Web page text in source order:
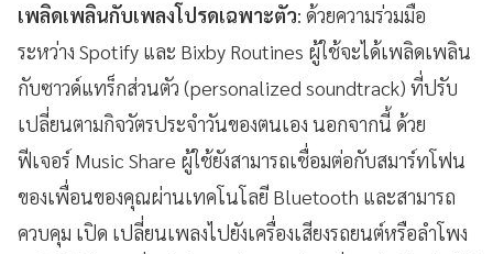
เพลิดเพลินกับเพลงโปรดเฉพาะตัว: ด้วยความร่วมมือ
ระหว่าง Spotify และ Bixby Routines ผู้ใช้จะได้เพลิดเพลิน
กับซาวด์แทร็กส่วนตัว (personalized soundtrack) ที่ปรับ
เปลี่ยนตามกิจวัตรประจำวันของตนเอง นอกจากนี้ ด้วย
ฟีเจอร์ Music Share ผู้ใช้ยังสามารถเชื่อมต่อกับสมาร์ทโฟน
ของเพื่อนของคุณผ่านเทคโนโลยี Bluetooth และสามารถ
ควบคุม เปิด เปลี่ยนเพลงไปยังเครื่องเสียงรถยนต์หรือลำโพง